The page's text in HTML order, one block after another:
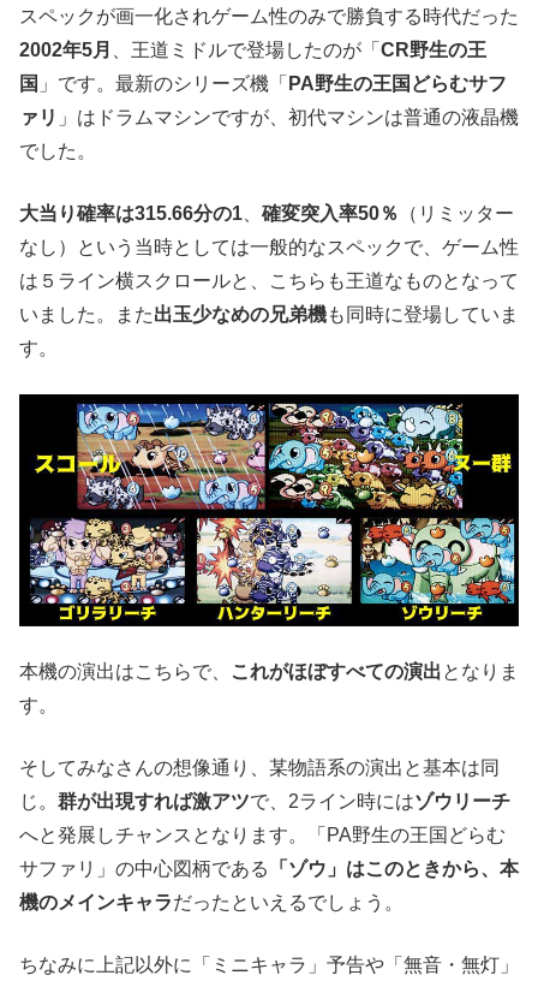
スペックが画一化されゲーム性のみで勝負する時代だった
2002年5月
、王道ミドルで登場したのが「 CR野生の王
国 」です。最新のシリーズ機「 PA野生の王国どらむサフ
ァリ 」はドラムマシンですが、初代マシンは普通の液晶機
でした。
大当り確率は315.66分の1 確変突入率50％
（リミッター
なし）という当時としては一般的なスペックで、ゲーム性
は５ライン横スクロールと、こちらも王道なものとなって
いました。また出玉少なめの兄弟機も同時に登場していま
す。
本機の演出はこちらで、 これがほぼすべての演出となりま
す。
そしてみなさんの想像通り、某物語系の演出と基本は同
じ。 群が出現すれば激アツで、2ライン時にはゾウリーチ
へと発展しチャンスとなります。「PA野生の王国どらむ
サファリ」の中心図柄である
「ゾウ」はこのときから、本
機のメインキャラだったといえるでしょう。
ちなみに上記以外に「ミニキャラ」予告や「無音・無灯」